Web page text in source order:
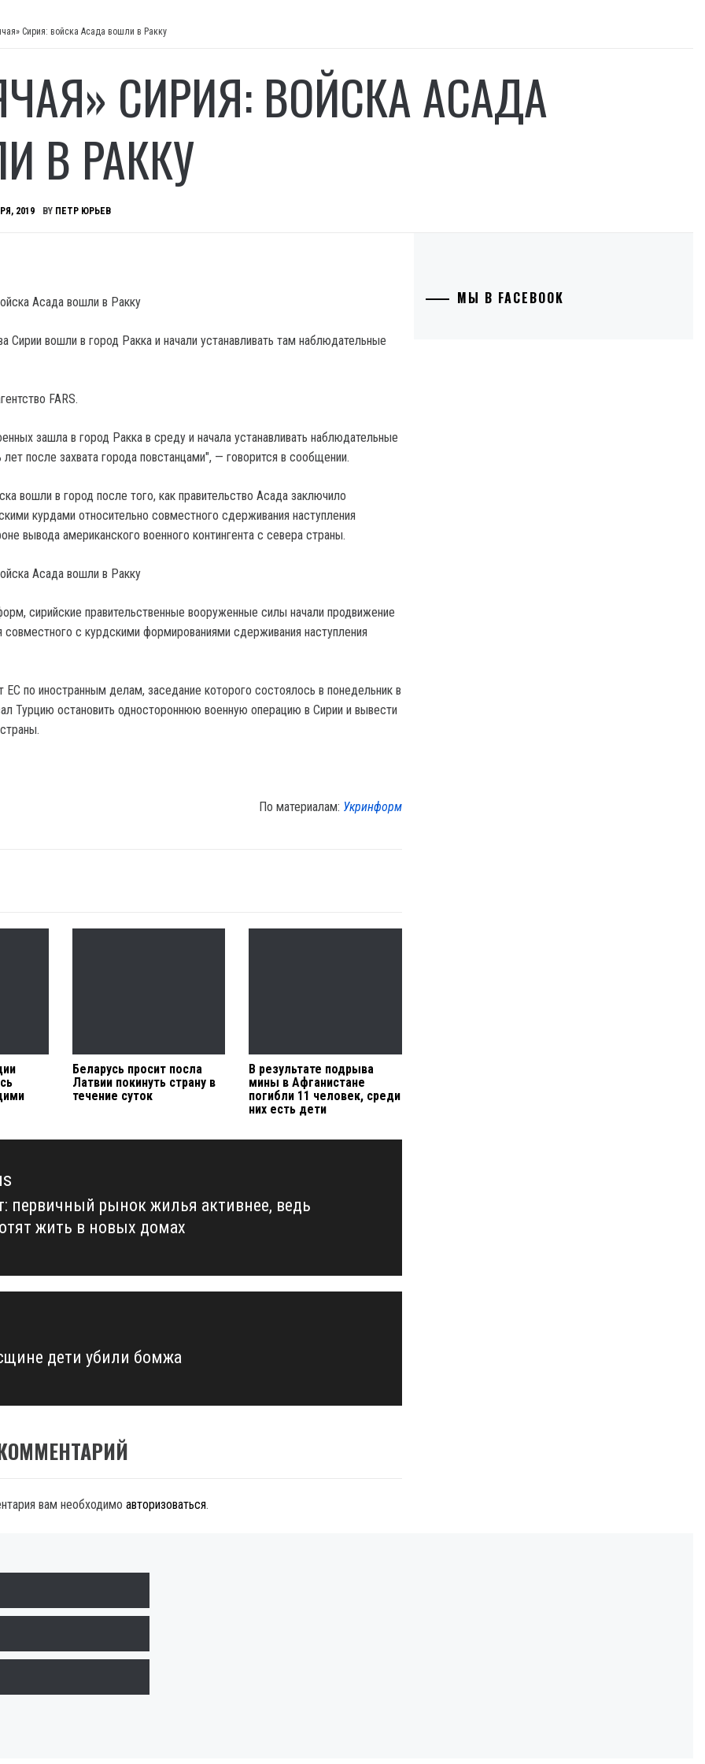
Сирия: войска Асада вошли в Ракку
СИРИЯ: ВОЙСКА АСАДА
В РАККУ
2019 BY ПЕТР ЮРЬЕВ
Сирии вошли в город Ракка и начали устанавливать там наблюдательные
FARS.
зашла в город Ракка в среду и начала устанавливать наблюдательные
после захвата города повстанцами", — говорится в сообщении.
вошли в город после того, как правительство Асада заключило
курдами относительно совместного сдерживания наступления
вывода американского военного контингента с севера страны.
сирийские правительственные вооруженные силы начали продвижение
с курдскими формированиями сдерживания наступления
по иностранным делам, заседание которого состоялось в понедельник в
Турцию остановить одностороннюю военную операцию в Сирии и вывести
По материалам: Укринформ
Беларусь просит посла
Латвии покинуть страну в
течение суток
В результате подрыва
мины в Афганистане
погибли 11 человек, среди
них есть дети
первичный рынок жилья активнее, ведь
жить в новых домах
дети убили бомжа
вам необходимо авторизоваться.
МЫ В FACEBOOK